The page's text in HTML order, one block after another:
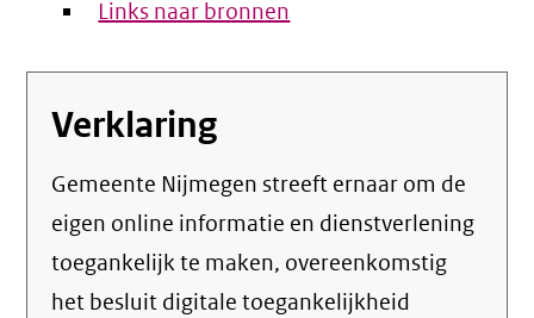
Links naar bronnen
Verklaring
Gemeente Nijmegen streeft ernaar om de
eigen online informatie en dienstverlening
toegankelijk te maken, overeenkomstig
het besluit digitale toegankelijkheid